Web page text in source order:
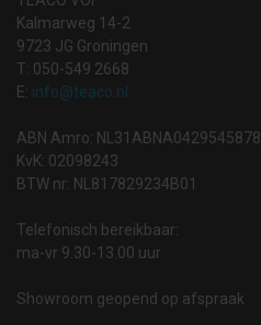
Kalmarweg 14-2
9723 JG Groningen
T: 050-549 2668
E: info@teaco.nl
ABN Amro: NL31ABNA0429545878
KvK: 02098243
BTW nr: NL817829234B01
Telefonisch bereikbaar:
ma-vr 9.30-13.00 uur
Showroom geopend op afspraak